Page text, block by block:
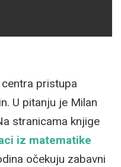
pristupa
U pitanju je Milan
stranicama knjige
iz matematike
očekuju zabavni